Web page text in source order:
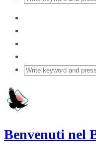
Benvenuti nel